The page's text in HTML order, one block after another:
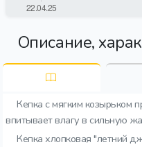
Описание,
Кепка с мягким козырьком
впитывает влагу в сильную
Кепка хлопковая "летний